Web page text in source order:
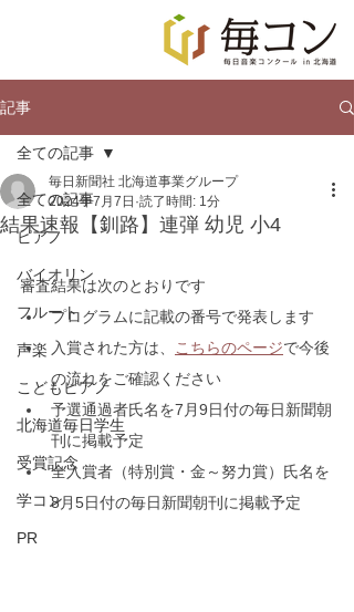
記事
全ての記事
ピアノ
バイオリン
フルート
声楽
こどもピアノ
北海道毎日学生
受賞記念
学コン
PR
全ての記事
結果速報【釧路】連弾 幼児 小4
毎日新聞社 北海道事業グループ
2024年7月7日 読了時間: 1分
審査結果は次のとおりです
プログラムに記載の番号で発表します
入賞された方は、
こちらのページで今後
の流れをご確認ください
予選通過者氏名を7月9日付の毎日新聞朝
刊に掲載予定
全入賞者（特別賞・金～努力賞）氏名を
8月5日付の毎日新聞朝刊に掲載予定